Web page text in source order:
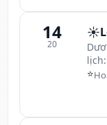
14
20
☀️
lịch:
⭐